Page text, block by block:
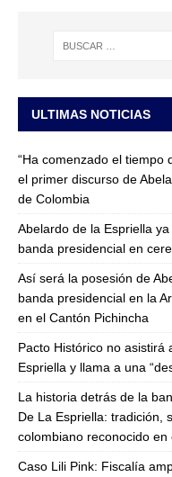
ULTIMAS NOTICIAS
“Ha comenzado el tiempo
el primer discurso de
de Colombia
Abelardo de la Espriella
banda presidencial en
Así será la posesión de
banda presidencial en la
en el Cantón Pichincha
Pacto Histórico no asistirá
Espriella y llama a una
La historia detrás de la
De La Espriella: tradición,
colombiano reconocido en
Caso Lili Pink: Fiscalía